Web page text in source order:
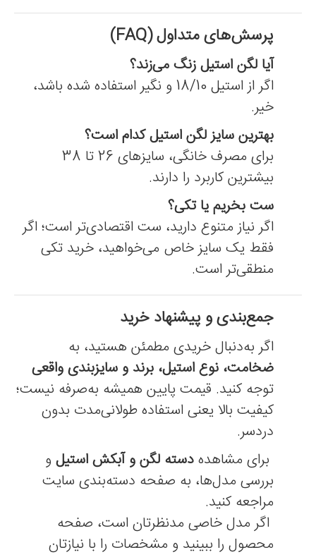
پرسش‌های متداول (FAQ)
آیا لگن استیل زنگ می‌زند؟
اگر از استیل 18/10 و نگیر استفاده شده باشد،
خیر.
بهترین سایز لگن استیل کدام است؟
برای مصرف خانگی، سایزهای 26 تا 38
بیشترین کاربرد را دارند.
ست بخریم یا تکی؟
اگر نیاز متنوع دارید، ست اقتصادی‌تر است؛ اگر
فقط یک سایز خاص می‌خواهید، خرید تکی
منطقی‌تر است.
جمع‌بندی و پیشنهاد خرید
اگر به‌دنبال خریدی مطمئن هستید، به
ضخامت، نوع استیل، برند و سایزبندی واقعی
توجه کنید. قیمت پایین همیشه به‌صرفه نیست؛
کیفیت بالا یعنی استفاده طولانی‌مدت بدون
دردسر.
برای مشاهدهدسته لگن و آبکش استیل و
بررسی مدل‌ها، به صفحه دسته‌بندی سایت
مراجعه کنید.
اگر مدل خاصی مدنظرتان است، صفحه
محصول را ببینید و مشخصات را با نیازتان